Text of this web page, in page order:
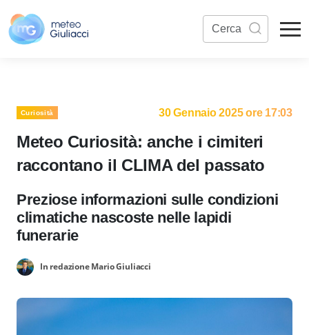
Curiosità 30 Gennaio 2025 ore 17:03
Meteo Curiosità: anche i cimiteri
raccontano il CLIMA del passato
Preziose informazioni sulle condizioni
climatiche nascoste nelle lapidi
funerarie
In redazione Mario Giuliacci